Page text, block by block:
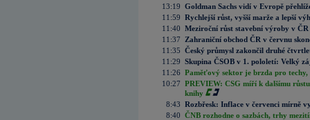
13:19 Goldman Sachs vidí v Evropě
11:59 Rychlejší růst, vyšší marže a lepší
11:40 Meziroční růst stavební výroby v
11:37
Zahraniční obchod ČR v červnu
11:35 Český průmysl zakončil druhé
11:29 Skupina ČSOB v 1. pololetí: Velký
11:26 Paměťový sektor je brzda pro techy,
10:27 PREVIEW: CSG míří k dalšímu
knihy
8:43 Rozbřesk: Inflace v červenci mírně
8:40 ČNB rozhodne o sazbách, trhy